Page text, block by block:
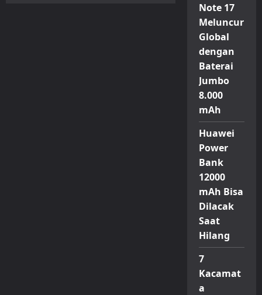
Note 17
Meluncur
Global
dengan
Baterai
Jumbo
8.000
mAh
Huawei
Power
Bank
12000
mAh Bisa
Dilacak
Saat
Hilang
7
Kacamat
a